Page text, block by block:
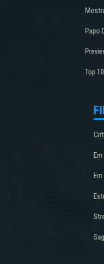
Papo
Top 10
Em